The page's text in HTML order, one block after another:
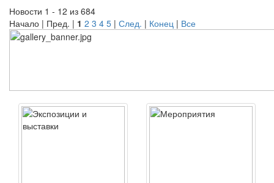
Новости 1 - 12 из 684
Начало | Пред. | 1 2 3 4 5 | След. | Конец | Все